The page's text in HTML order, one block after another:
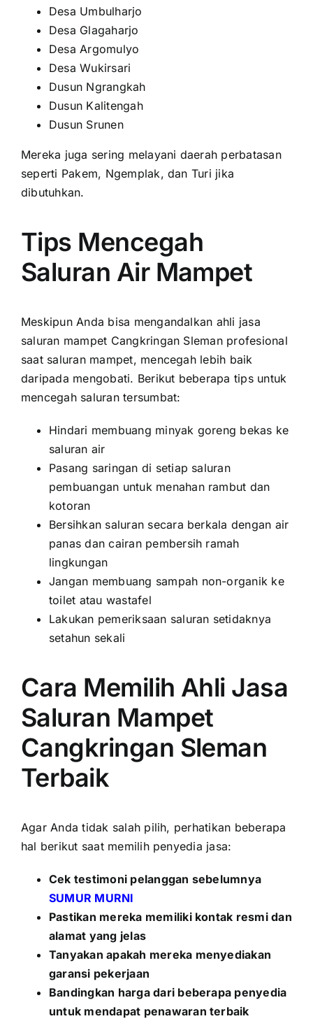
Desa Umbulharjo
Desa Glagaharjo
Desa Argomulyo
Desa Wukirsari
Dusun Ngrangkah
Dusun Kalitengah
Dusun Srunen
Mereka juga sering melayani daerah perbatasan
seperti Pakem, Ngemplak, dan Turi jika
dibutuhkan.
Tips Mencegah
Saluran Air Mampet
Meskipun Anda bisa mengandalkan ahli jasa
saluran mampet Cangkringan Sleman profesional
saat saluran mampet, mencegah lebih baik
daripada mengobati. Berikut beberapa tips untuk
mencegah saluran tersumbat:
Hindari membuang minyak goreng bekas ke
saluran air
Pasang saringan di setiap saluran
pembuangan untuk menahan rambut dan
kotoran
Bersihkan saluran secara berkala dengan air
panas dan cairan pembersih ramah
lingkungan
Jangan membuang sampah non-organik ke
toilet atau wastafel
Lakukan pemeriksaan saluran setidaknya
setahun sekali
Cara Memilih Ahli Jasa
Saluran Mampet
Cangkringan Sleman
Terbaik
Agar Anda tidak salah pilih, perhatikan beberapa
hal berikut saat memilih penyedia jasa:
Cek testimoni pelanggan sebelumnya
SUMUR MURNI
Pastikan mereka memiliki kontak resmi dan
alamat yang jelas
Tanyakan apakah mereka menyediakan
garansi pekerjaan
Bandingkan harga dari beberapa penyedia
untuk mendapat penawaran terbaik